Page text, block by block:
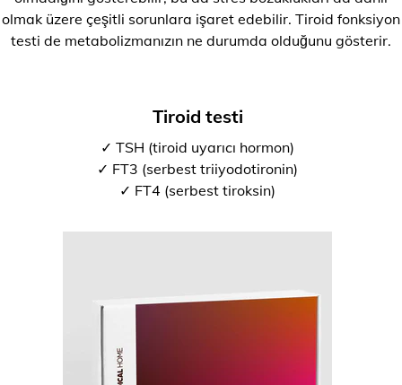
olmak üzere çeşitli sorunlara işaret edebilir. Tiroid fonksiyon
testi de metabolizmanızın ne durumda olduğunu gösterir.
Tiroid testi
✓ TSH (tiroid uyarıcı hormon)
✓ FT3 (serbest triiyodotironin)
✓ FT4 (serbest tiroksin)